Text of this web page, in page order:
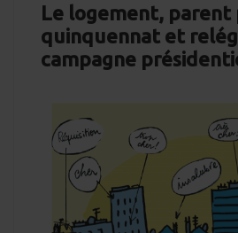
Le logement, parent
quinquennat et
campagne